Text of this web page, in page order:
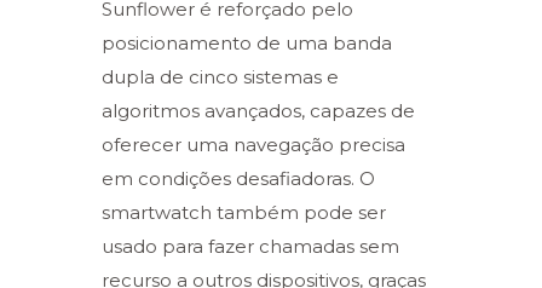
Sunflower é reforçado pelo
posicionamento de uma banda
dupla de cinco sistemas e
algoritmos avançados, capazes de
oferecer uma navegação precisa
em condições desafiadoras. O
smartwatch também pode ser
usado para fazer chamadas sem
recurso a outros dispositivos, graças